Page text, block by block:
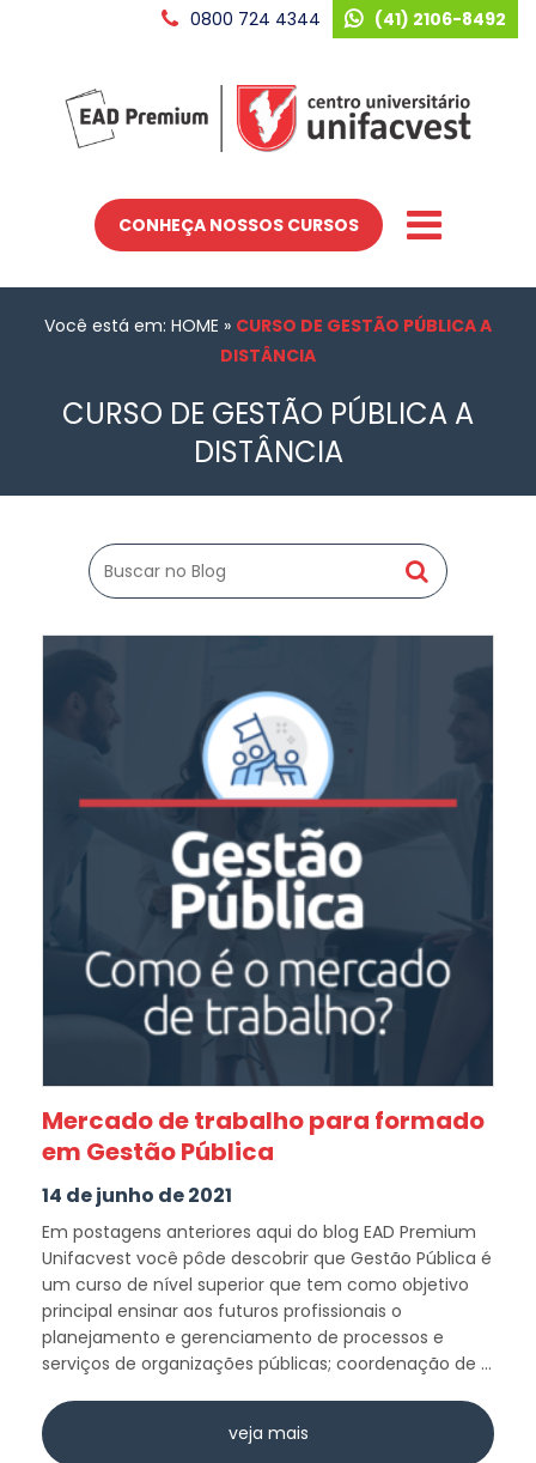
(41) 2106-8492
0800 724 4344
CONHEÇA NOSSOS CURSOS
Você está em: HOME » CURSO DE GESTÃO PÚBLICA A
DISTÂNCIA
CURSO DE GESTÃO PÚBLICA A
DISTÂNCIA
Mercado de trabalho para formado
em Gestão Pública
14 de junho de 2021
Em postagens anteriores aqui do blog EAD Premium
Unifacvest você pôde descobrir que Gestão Pública é
um curso de nível superior que tem como objetivo
principal ensinar aos futuros profissionais o
planejamento e gerenciamento de processos e
serviços de organizações públicas; coordenação de ...
veja mais